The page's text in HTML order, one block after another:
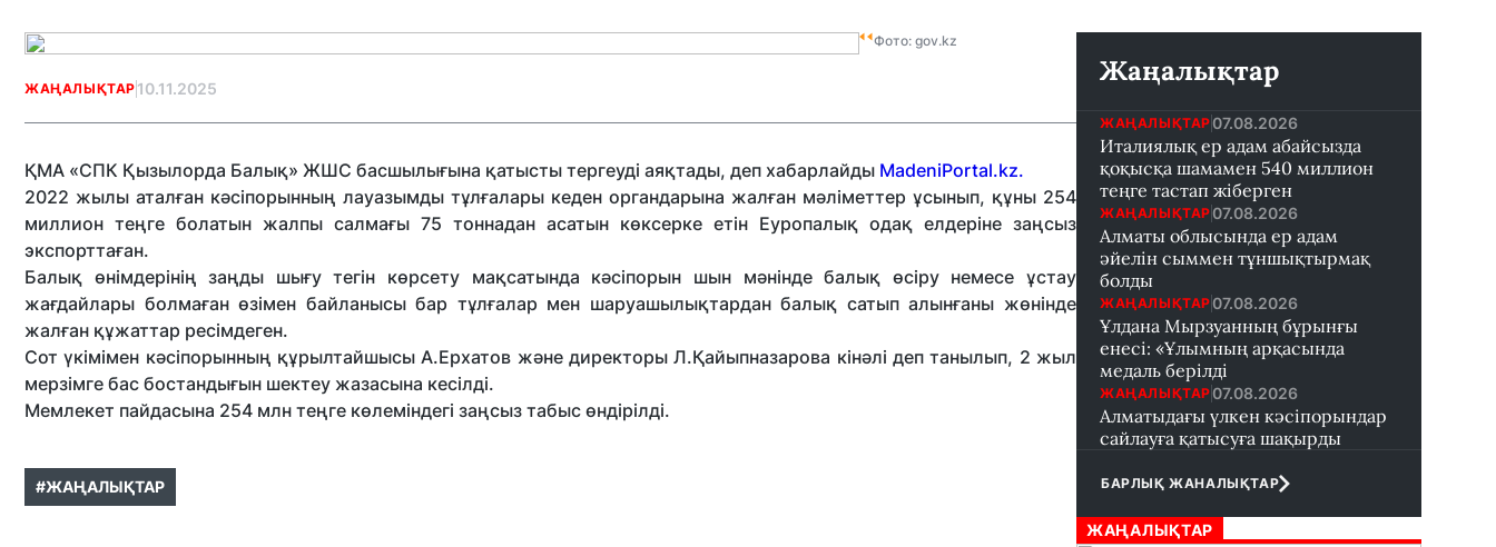
Фото: gov.kz
ЖАҢАЛЫҚТАР 10.11.2025
ҚМА «СПК Қызылорда Балық» ЖШС басшылығына қатысты тергеуді аяқтады, деп хабарлайды MadeniPortal.kz.
2022 жылы аталған кәсіпорынның лауазымды тұлғалары кеден органдарына жалған мәліметтер ұсынып, құны 254
миллион теңге болатын жалпы салмағы 75 тоннадан асатын көксерке етін Еуропалық одақ елдеріне заңсыз
экспорттаған.
Балық өнімдерінің заңды шығу тегін көрсету мақсатында кәсіпорын шын мәнінде балық өсіру немесе ұстау
жағдайлары болмаған өзімен байланысы бар тұлғалар мен шаруашылықтардан балық сатып алынғаны жөнінде
жалған құжаттар ресімдеген.
Сот үкімімен кәсіпорынның құрылтайшысы А.Ерхатов және директоры Л.Қайыпназарова кінәлі деп танылып, 2 жыл
мерзімге бас бостандығын шектеу жазасына кесілді.
Мемлекет пайдасына 254 млн теңге көлеміндегі заңсыз табыс өндірілді.
#ЖАҢАЛЫҚТАР
Жаңалықтар
ЖАҢАЛЫҚТАР 07.08.2026
Италиялық ер адам абайсызда
қоқысқа шамамен 540 миллион
теңге тастап жіберген
ЖАҢАЛЫҚТАР 07.08.2026
Алматы облысында ер адам
әйелін сыммен тұншықтырмақ
болды
ЖАҢАЛЫҚТАР 07.08.2026
Ұлдана Мырзуанның бұрынғы
енесі: «Ұлымның арқасында
медаль берілді
ЖАҢАЛЫҚТАР 07.08.2026
Алматыдағы үлкен кәсіпорындар
сайлауға қатысуға шақырды
БАРЛЫҚ ЖАНАЛЫҚТАР
ЖАҢАЛЫҚТАР